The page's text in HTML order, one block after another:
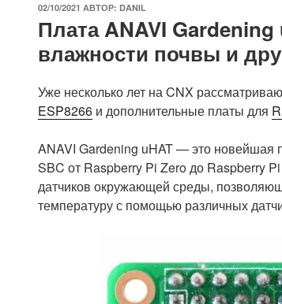
ОПУБЛИКОВАНО
02/10/2021 АВТОР: DANIL
Плата ANAVI
влажности почвы и
Уже несколько лет на CNX
ESP8266 и дополнительные платы для
ANAVI Gardening uHAT — это новейшая
SBC от Raspberry Pi Zero до Raspberry
датчиков окружающей среды,
температуру с помощью различных